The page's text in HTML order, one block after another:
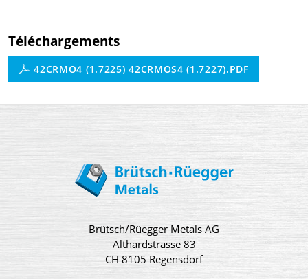
Téléchargements
42CRMO4 (1.7225) 42CRMOS4 (1.7227).PDF
Brütsch/Rüegger Metals AG
Althardstrasse 83
CH 8105 Regensdorf